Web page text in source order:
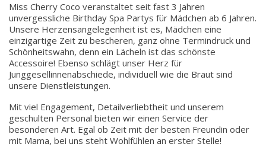
Miss Cherry Coco veranstaltet seit fast 3 Jahren
unvergessliche Birthday Spa Partys für Mädchen ab 6 Jahren.
Unsere Herzensangelegenheit ist es, Mädchen eine
einzigartige Zeit zu bescheren, ganz ohne Termindruck und
Schönheitswahn, denn ein Lächeln ist das schönste
Accessoire! Ebenso schlägt unser Herz für
Junggesellinnenabschiede, individuell wie die Braut sind
unsere Dienstleistungen.
Mit viel Engagement, Detailverliebtheit und unserem
geschulten Personal bieten wir einen Service der
besonderen Art. Egal ob Zeit mit der besten Freundin oder
mit Mama, bei uns steht Wohlfühlen an erster Stelle!